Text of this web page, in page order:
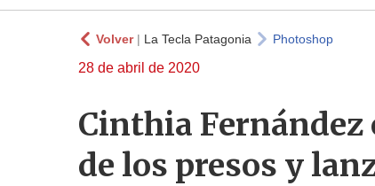
Volver| La Tecla Patagonia Photoshop
28 de abril de 2020
Cinthia Fernández
de los presos y